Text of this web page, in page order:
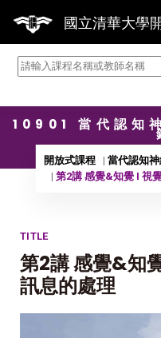
國立清華大學
10901 當代認知
開放式課程
當代認知
第2講 感覺&知覺 I 視
TITLE
第2講 感覺&知
訊息的處理